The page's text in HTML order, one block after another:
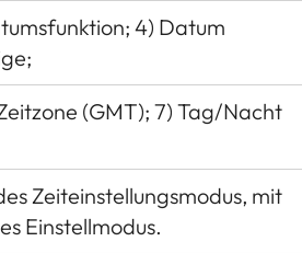
4) Datum
(GMT); 7) Tag/Nacht
Zeiteinstellungsmodus, mit
Einstellmodus.